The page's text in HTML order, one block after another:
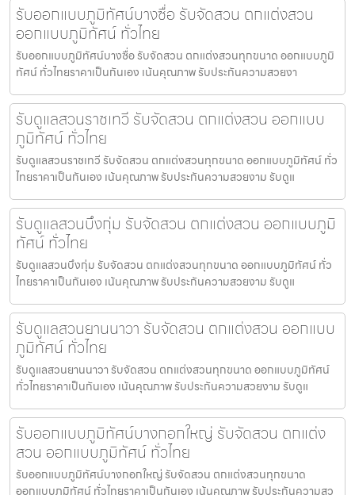
รับออกแบบภูมิทัศน์บางซื่อ รับจัดสวน ตกแต่งสวน
ออกแบบภูมิทัศน์ ทั่วไทย
รับออกแบบภูมิทัศน์บางซื่อ รับจัดสวน ตกแต่งสวนทุกขนาด ออกแบบภูมิ
ทัศน์ ทั่วไทยราคาเป็นกันเอง เน้นคุณภาพ รับประกันความสวยงา
รับดูแลสวนราชเทวี รับจัดสวน ตกแต่งสวน ออกแบบ
ภูมิทัศน์ ทั่วไทย
รับดูแลสวนราชเทวี รับจัดสวน ตกแต่งสวนทุกขนาด ออกแบบภูมิทัศน์ ทั่ว
ไทยราคาเป็นกันเอง เน้นคุณภาพ รับประกันความสวยงาม รับดูแ
รับดูแลสวนบึงกุ่ม รับจัดสวน ตกแต่งสวน ออกแบบภูมิ
ทัศน์ ทั่วไทย
รับดูแลสวนบึงกุ่ม รับจัดสวน ตกแต่งสวนทุกขนาด ออกแบบภูมิทัศน์ ทั่ว
ไทยราคาเป็นกันเอง เน้นคุณภาพ รับประกันความสวยงาม รับดูแ
รับดูแลสวนยานนาวา รับจัดสวน ตกแต่งสวน ออกแบบ
ภูมิทัศน์ ทั่วไทย
รับดูแลสวนยานนาวา รับจัดสวน ตกแต่งสวนทุกขนาด ออกแบบภูมิทัศน์
ทั่วไทยราคาเป็นกันเอง เน้นคุณภาพ รับประกันความสวยงาม รับดูแ
รับออกแบบภูมิทัศน์บางกอกใหญ่ รับจัดสวน ตกแต่ง
สวน ออกแบบภูมิทัศน์ ทั่วไทย
รับออกแบบภูมิทัศน์บางกอกใหญ่ รับจัดสวน ตกแต่งสวนทุกขนาด
ออกแบบภูมิทัศน์ ทั่วไทยราคาเป็นกันเอง เน้นคุณภาพ รับประกันความสว